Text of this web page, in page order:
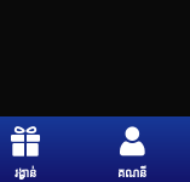
រង្វាន់ គណនី